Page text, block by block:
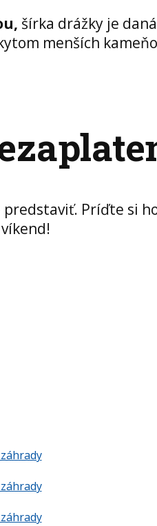
šírka drážky je
menších
Príďte si